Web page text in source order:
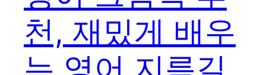
천, 재밌게 배우